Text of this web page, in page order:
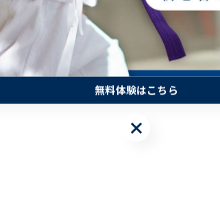
無料体験はこちら
無料体験はこちら